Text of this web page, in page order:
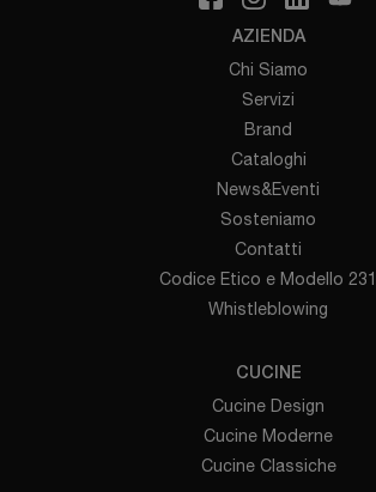
AZIENDA
Chi Siamo
Servizi
Brand
Cataloghi
News&Eventi
Sosteniamo
Contatti
Codice Etico e Modello 231
Whistleblowing
CUCINE
Cucine Design
Cucine Moderne
Cucine Classiche